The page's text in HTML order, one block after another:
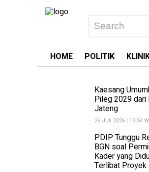
HOME POLITIK
Kaesang
Pileg 2029 dari
Jateng
26 Juli 2026 | 15:54
PDIP Tunggu
BGN soal
Kader yang
Terlibat Proyek